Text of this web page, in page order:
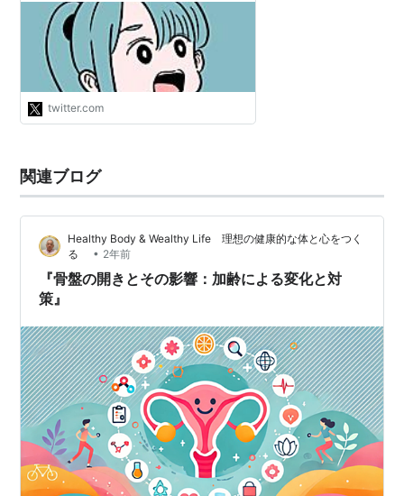
筋力低下に伴う骨盤の後傾が原因の大
半。食の細い日本人に内臓脂肪云々言
うのは個人的に食品業界の差し金なん
じゃ…と… https://t.co/By91qJw39j"
twitter.com
関連ブログ
Healthy Body & Wealthy Life 理想の健康的な体と心をつく
る
• 2年前
『骨盤の開きとその影響：加齢による変化と対
策』